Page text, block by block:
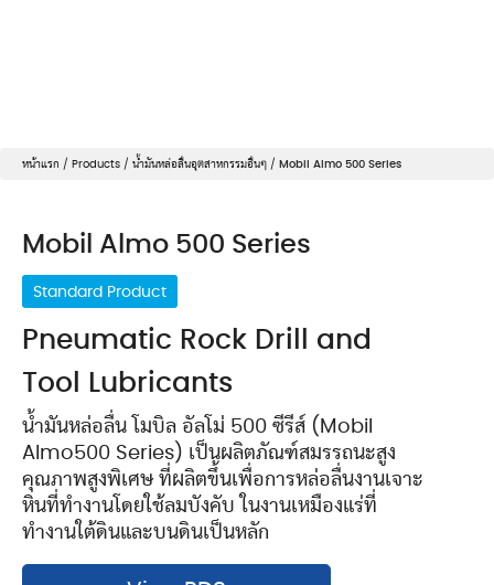
หน้าแรก / Products / น้ำมันหล่อลื่นอุตสาหกรรมอื่นๆ / Mobil Almo 500 Series
Mobil Almo 500 Series
Standard Product
Pneumatic Rock Drill and
Tool Lubricants
น้ำมันหล่อลื่น โมบิล อัลโม่ 500 ซีรีส์ (Mobil
Almo500 Series) เป็นผลิตภัณฑ์สมรรถนะสูง
คุณภาพสูงพิเศษ ที่ผลิตขึ้นเพื่อการหล่อลื่นงานเจาะ
หินที่ทำงานโดยใช้ลมบังคับ ในงานเหมืองแร่ที่
ทำงานใต้ดินและบนดินเป็นหลัก